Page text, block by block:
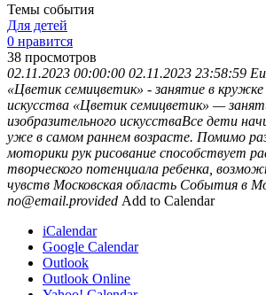
Темы события
Для детей
0 нравится
38 просмотров
02.11.2023 00:00:00 02.11.2023 23:58:59
«Цветик семицветик» - занятие в кружке
искусства «Цветик семицветик» —
изобразительного искусстваВсе дети
уже в самом раннем возрасте. Помимо
моторики рук рисование способствует
творческого потенциала ребенка,
чувств Московская область События в
no@email.provided Add to Calendar
iCalendar
Google Calendar
Outlook
Outlook Online